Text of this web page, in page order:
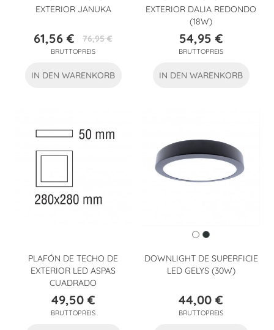
EXTERIOR JANUKA
Preis
61,56 €Verkaufspreis
76,95 €
BRUTTOPREIS
IN DEN WARENKORB
EXTERIOR DALIA REDONDO
(18W)
Preis
54,95 €
BRUTTOPREIS
IN DEN WARENKORB
PLAFÓN DE TECHO DE
EXTERIOR LED ASPAS
CUADRADO
Preis
49,50 €
BRUTTOPREIS
DOWNLIGHT DE SUPERFICIE
LED GELYS (30W)
Preis
44,00 €
BRUTTOPREIS